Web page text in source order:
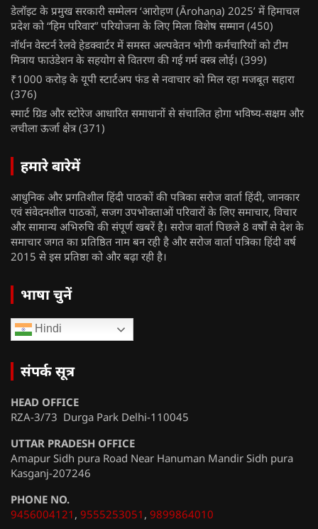
डेलॉइट के प्रमुख सरकारी सम्मेलन ‘आरोहण (Ārohaṇa) 2025’ में हिमाचल
प्रदेश को “हिम परिवार” परियोजना के लिए मिला विशेष सम्मान (450)
नॉर्थन वेस्टर्न रेलवे हेडक्वार्टर में समस्त अल्पवेतन भोगी कर्मचारियों को टीम
मित्राय फाउंडेशन के सहयोग से वितरण की गई गर्म वस्त्र लोई। (399)
₹1000 करोड़ के यूपी स्टार्टअप फंड से नवाचार को मिल रहा मजबूत सहारा
(376)
स्मार्ट ग्रिड और स्टोरेज आधारित समाधानों से संचालित होगा भविष्य-सक्षम और
लचीला ऊर्जा क्षेत्र (371)
हमारे बारेमें
आधुनिक और प्रगतिशील हिंदी पाठकों की पत्रिका सरोज वार्ता हिंदी, जानकार
एवं संवेदनशील पाठकों, सजग उपभोक्ताओं परिवारों के लिए समाचार, विचार
और सामान्य अभिरुचि की संपूर्ण खबरें है। सरोज वार्ता पिछले 8 वर्षों से देश के
समाचार जगत का प्रतिष्ठित नाम बन रही है और सरोज वार्ता पत्रिका हिंदी वर्ष
2015 से इस प्रतिष्ठा को और बढ़ा रही है।
भाषा चुनें
Hindi
संपर्क सूत्र
HEAD OFFICE
RZA-3/73 Durga Park Delhi-110045
UTTAR PRADESH OFFICE
Amapur Sidh pura Road Near Hanuman Mandir Sidh pura
Kasganj-207246
PHONE NO.
9456004121 , 9555253051 , 9899864010